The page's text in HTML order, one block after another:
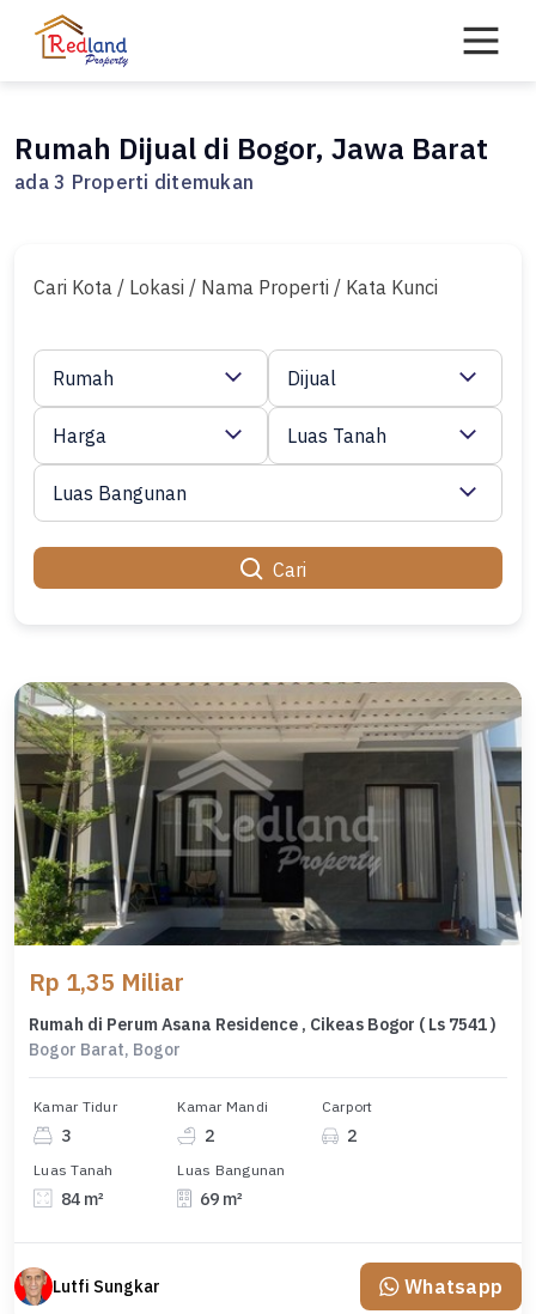
Rumah Dijual di Bogor, Jawa Barat
ada 3 Properti ditemukan
Cari Kota / Lokasi / Nama Properti / Kata Kunci
Cari
Rumah Dijual
Harga Luas Tanah
Luas Bangunan
Rp 1,35 Miliar
Rumah di Perum Asana Residence , Cikeas Bogor ( Ls 7541 )
Bogor Barat, Bogor
Kamar Tidur
3
Kamar Mandi
2
Carport
2
Luas Tanah
84 m²
Luas Bangunan
69 m²
Lutfi Sungkar Whatsapp